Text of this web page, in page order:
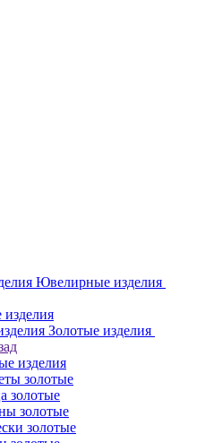
Ювелирные изделия
Золотые изделия
изделия
золотые
золотые
золотые
золотые